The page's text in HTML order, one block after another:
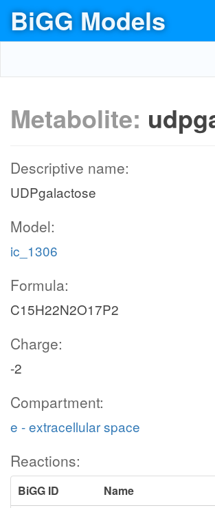
BiGG Models
Metabolite:
Descriptive name:
UDPgalactose
Model:
ic_1306
Formula:
C15H22N2O17P2
Charge:
-2
Compartment:
e - extracellular space
Reactions:
BiGG ID
Name